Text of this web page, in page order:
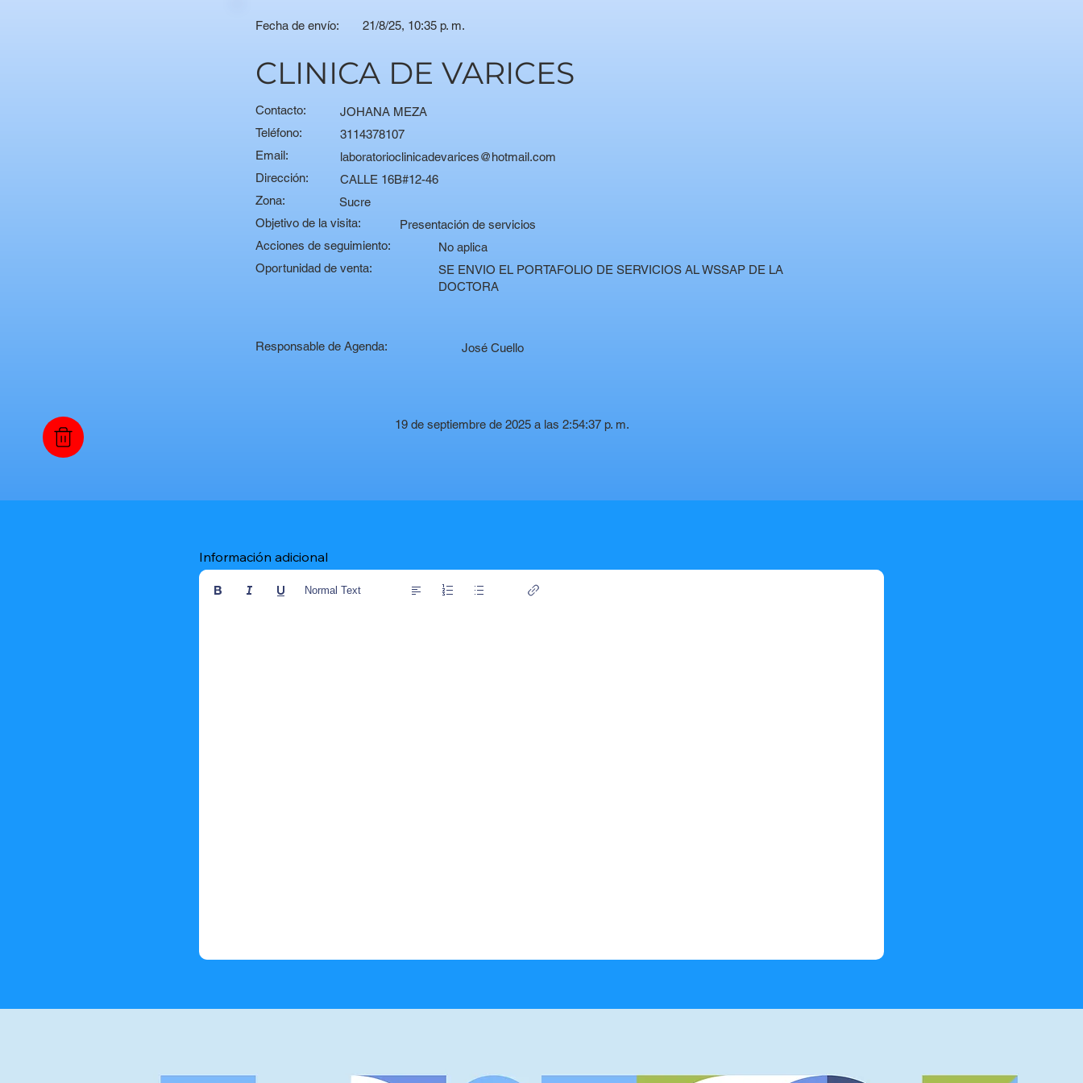
Fecha de envío: 21/8/25, 10:35 p. m.
CLINICA DE VARICES
Contacto:
JOHANA MEZA
Teléfono:
3114378107
Email:
laboratorioclinicadevarices@hotmail.com
Dirección:
CALLE 16B#12-46
Zona:
Sucre
Objetivo de la visita:
Presentación de servicios
Acciones de seguimiento:
No aplica
Oportunidad de venta:
SE ENVIO EL PORTAFOLIO DE SERVICIOS AL WSSAP DE LA
DOCTORA
Responsable de Agenda: José Cuello
19 de septiembre de 2025 a las 2:54:37 p. m.
Información adicional
Normal Text